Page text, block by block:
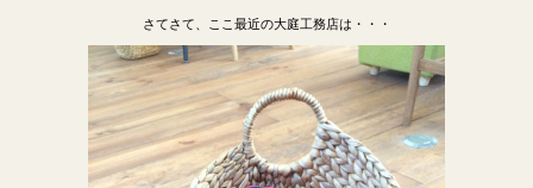
さてさて、ここ最近の大庭工務店は・・・